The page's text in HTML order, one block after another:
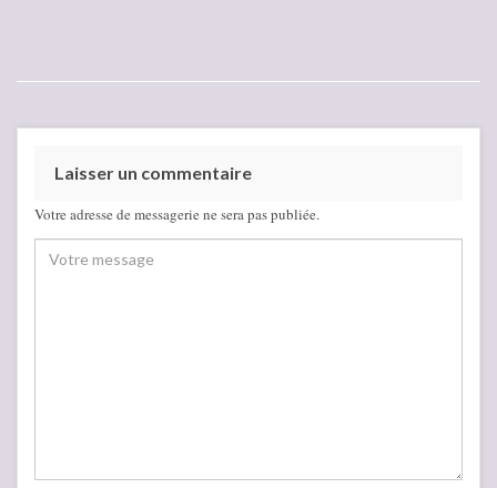
Laisser un commentaire
Votre adresse de messagerie ne sera pas publiée.